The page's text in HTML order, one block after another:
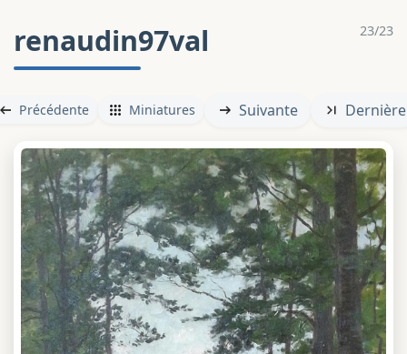
23/23
renaudin97val
Précédente Miniatures Suivante Dernière